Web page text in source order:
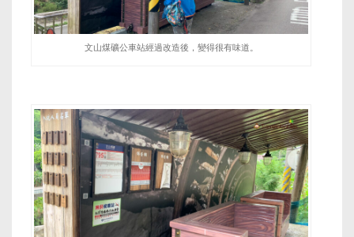
文山煤礦公車站經過改造後，變得很有味道。